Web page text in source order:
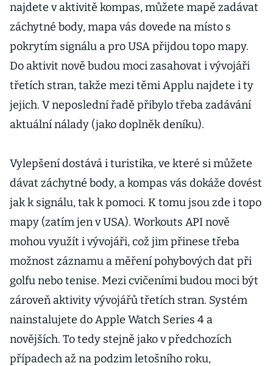
najdete v aktivitě kompas, můžete mapě zadávat
záchytné body, mapa vás dovede na místo s
pokrytím signálu a pro USA přijdou topo mapy.
Do aktivit nově budou moci zasahovat i vývojáři
třetích stran, takže mezi těmi Applu najdete i ty
jejich. V neposlední řadě přibylo třeba zadávání
aktuální nálady (jako doplněk deníku).
Vylepšení dostává i turistika, ve které si můžete
dávat záchytné body, a kompas vás dokáže dovést
jak k signálu, tak k pomoci. K tomu jsou zde i topo
mapy (zatím jen v USA). Workouts API nově
mohou využít i vývojáři, což jim přinese třeba
možnost záznamu a měření pohybových dat při
golfu nebo tenise. Mezi cvičeními budou moci být
zároveň aktivity vývojářů třetích stran. Systém
nainstalujete do Apple Watch Series 4 a
novějších. To tedy stejně jako v předchozích
případech až na podzim letošního roku,